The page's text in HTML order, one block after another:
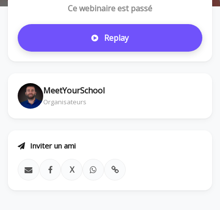
Ce webinaire est passé
Replay
MeetYourSchool
Organisateurs
Inviter un ami
X